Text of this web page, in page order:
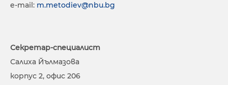
e-mail: m.metodiev@nbu.bg
Секретар-специалист
Салиха Йълмазова
корпус 2, офис 206